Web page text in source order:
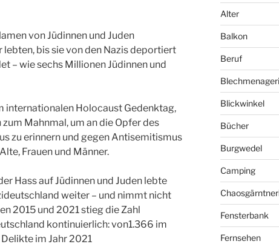
von Jüdinnen und Juden
bis sie von den Nazis deportiert
– wie sechs Millionen Jüdinnen und
internationalen Holocaust Gedenktag,
Mahnmal, um an die Opfer des
zu erinnern und gegen Antisemitismus
Frauen und Männer.
Hass auf Jüdinnen und Juden lebte
weiter – und nimmt nicht
2015 und 2021 stieg die Zahl
kontinuierlich: von1.366 im
im Jahr 2021
Alter
Balkon
Beruf
Blickwinkel
Bücher
Burgwedel
Camping
Fensterbank
Fernsehen